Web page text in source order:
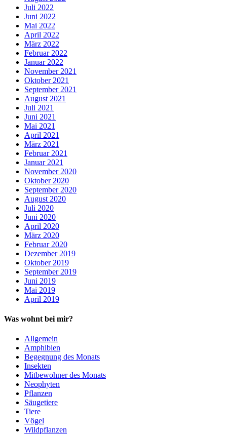
Juli 2022
Juni 2022
Mai 2022
April 2022
März 2022
Februar 2022
Januar 2022
November 2021
Oktober 2021
September 2021
August 2021
Juli 2021
Juni 2021
Mai 2021
April 2021
März 2021
Februar 2021
Januar 2021
November 2020
Oktober 2020
September 2020
August 2020
Juli 2020
Juni 2020
April 2020
März 2020
Februar 2020
Dezember 2019
Oktober 2019
September 2019
Juni 2019
Mai 2019
April 2019
Was wohnt bei mir?
Allgemein
Amphibien
Begegnung des Monats
Insekten
Mitbewohner des Monats
Neophyten
Pflanzen
Säugetiere
Tiere
Vögel
Wildpflanzen